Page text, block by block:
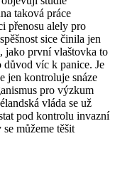
taková práce
přenosu alely pro
sice činila jen
jako první vlaštovka to
víc k panice. Je
jen kontroluje snáze
pro výzkum
vláda se už
pod kontrolu invazní
můžeme těšit